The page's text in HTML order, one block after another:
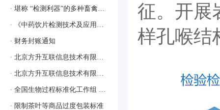
• 堪称 “检测利器”的多种畜禽疫病相关的质控样品
• 《中药饮片检测技术及应用》蓝皮书生态合作伙伴征集启动会圆满落幕，共绘行业新蓝图
• 财务封账通知
• 北京方升互联信息技术有限公司顺利通过质量管理体系认证
• 北京方升互联信息技术有限公司顺利通过ISO/IEC 27001:2022信息安全管理体系认证
• 全国生物过程标准化工作组 获批成立
• 限制茶叶等商品过度包装标准
征。开展
样孔喉结